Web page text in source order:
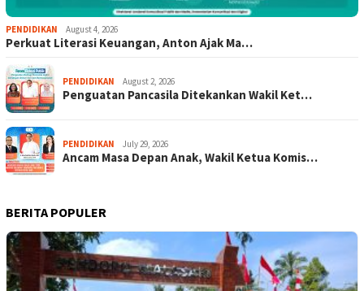
PENDIDIKAN August 4, 2026
Perkuat Literasi Keuangan, Anton Ajak Ma…
PENDIDIKAN August 2, 2026
Penguatan Pancasila Ditekankan Wakil Ket…
PENDIDIKAN July 29, 2026
Ancam Masa Depan Anak, Wakil Ketua Komis…
BERITA POPULER